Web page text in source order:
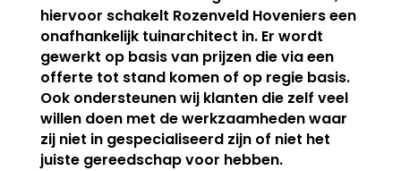
hiervoor schakelt Rozenveld Hoveniers een
onafhankelijk tuinarchitect in. Er wordt
gewerkt op basis van prijzen die via een
offerte tot stand komen of op regie basis.
Ook ondersteunen wij klanten die zelf veel
willen doen met de werkzaamheden waar
zij niet in gespecialiseerd zijn of niet het
juiste gereedschap voor hebben.